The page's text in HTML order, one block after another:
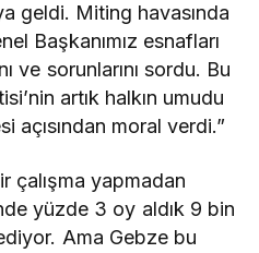
geldi. Miting havasında
Başkanımız esnafları
ve sorunlarını sordu. Bu
artık halkın umudu
açısından moral verdi.”
çalışma yapmadan
yüzde 3 oy aldık 9 bin
Ama Gebze bu